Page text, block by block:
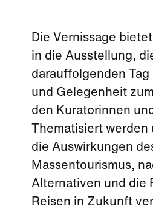
Die Vernissage
in die Ausstellung,
darauffolgenden Tag
und Gelegenheit
den Kuratorinnen
Thematisiert werden
die Auswirkungen
Massentourismus,
Alternativen und die
Reisen in Zukunft